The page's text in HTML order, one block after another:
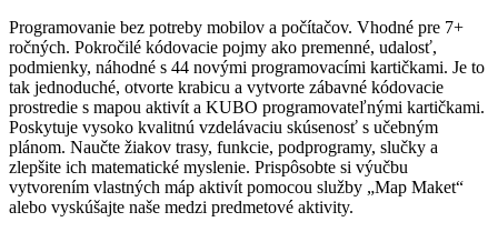
Programovanie bez potreby mobilov a počítačov. Vhodné pre 7+
ročných. Pokročilé kódovacie pojmy ako premenné, udalosť,
podmienky, náhodné s 44 novými programovacími kartičkami. Je to
tak jednoduché, otvorte krabicu a vytvorte zábavné kódovacie
prostredie s mapou aktivít a KUBO programovateľnými kartičkami.
Poskytuje vysoko kvalitnú vzdelávaciu skúsenosť s učebným
plánom. Naučte žiakov trasy, funkcie, podprogramy, slučky a
zlepšite ich matematické myslenie. Prispôsobte si výučbu
vytvorením vlastných máp aktivít pomocou služby „Map Maket“
alebo vyskúšajte naše medzi predmetové aktivity.